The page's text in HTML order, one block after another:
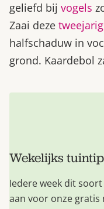
geliefd bij vogels
Zaai deze
halfschaduw in
grond. Kaardebol
Wekelijks
Iedere week dit
aan voor onze gratis